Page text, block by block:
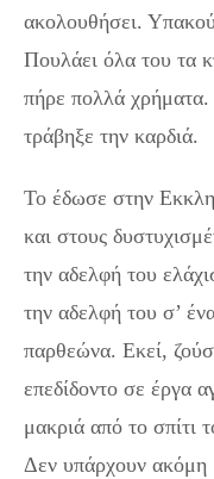
ακολουθήσει.
Πουλάει όλα του τα
πήρε πολλά
τράβηξε την καρδιά.
Το έδωσε στην
και στους
την αδελφή του
την αδελφή του σ’
παρθεώνα. Εκεί,
επεδίδοντο σε έργα
μακριά από το σπίτι
Δεν υπάρχουν ακόμη